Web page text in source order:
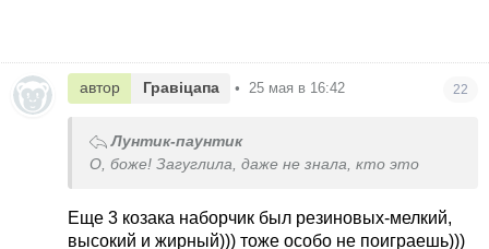
автор Гравіцапа • 25 мая в 16:42 22
Лунтик-паунтик
О, боже! Загуглила, даже не знала, кто это
Еще 3 козака наборчик был резиновых-мелкий,
высокий и жирный))) тоже особо не поиграешь)))